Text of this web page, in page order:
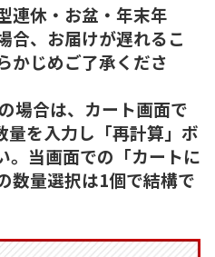
連休・お盆・年末年
合、お届けが遅れるこ
かじめご了承くださ
場合は、カート画面で
量を入力し「再計算」ボ
。当画面での「カートに
数量選択は1個で結構で